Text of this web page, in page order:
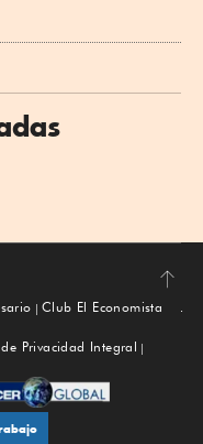
Subir
Club El Economista
Privacidad Integral